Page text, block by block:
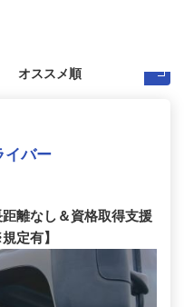
イバー
離なし＆資格取得支援
定有】